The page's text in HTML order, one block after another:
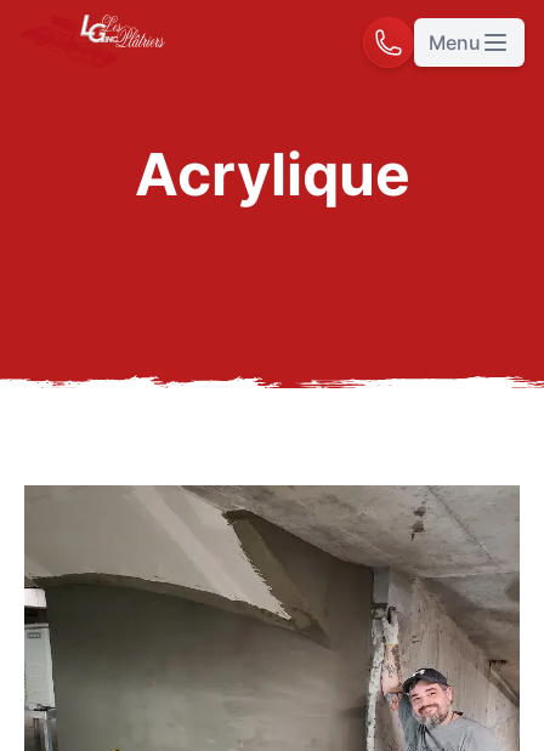
Ouvrir
Menu
Acrylique